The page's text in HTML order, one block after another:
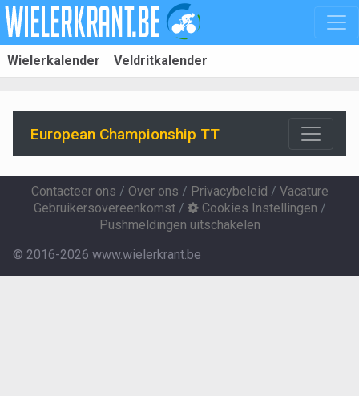
Wielerkalender Veldritkalender
European Championship TT
Contacteer ons / Over ons / Privacybeleid / Vacature
Gebruikersovereenkomst/ Cookies Instellingen /
Pushmeldingen uitschakelen
© 2016-2026 www.wielerkrant.be